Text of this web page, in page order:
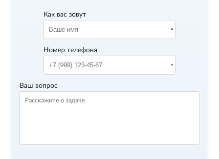
Как вас зовут
Номер телефона
Ваш вопрос